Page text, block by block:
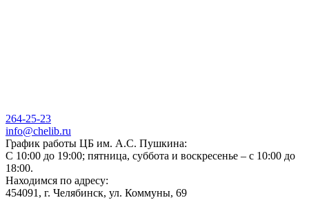
264-25-23
info@chelib.ru
График работы ЦБ им. А.С. Пушкина:
С 10:00 до 19:00; пятница, суббота и воскресенье – с 10:00 до
18:00.
Находимся по адресу:
454091, г. Челябинск, ул. Коммуны, 69